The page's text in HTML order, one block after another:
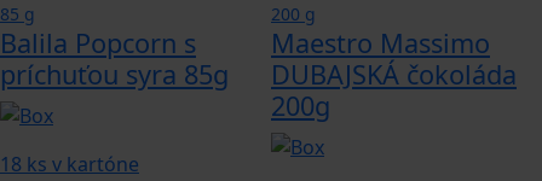
85 g
Balila Popcorn s
príchuťou syra 85g
18 ks v kartóne
200 g
Maestro Massimo
DUBAJSKÁ čokoláda
200g